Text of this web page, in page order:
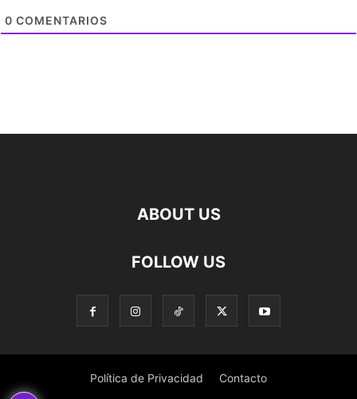
0 COMENTARIOS
ABOUT US
FOLLOW US
Política de Privacidad Contacto